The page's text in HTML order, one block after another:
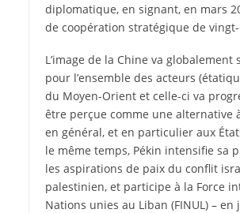
diplomatique, en signant, en mars
de coopération stratégique de
L’image de la Chine va globalement
pour l’ensemble des acteurs
du Moyen-Orient et celle-ci va
être perçue comme une alternative
en général, et en particulier aux
le même temps, Pékin intensifie sa
les aspirations de paix du conflit
palestinien, et participe à la Force
Nations unies au Liban (FINUL) – en